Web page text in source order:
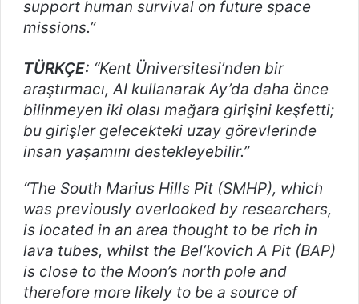
support human survival on future space
missions.”
TÜRKÇE: “Kent Üniversitesi’nden bir
araştırmacı, AI kullanarak Ay’da daha önce
bilinmeyen iki olası mağara girişini keşfetti;
bu girişler gelecekteki uzay görevlerinde
insan yaşamını destekleyebilir.”
“The South Marius Hills Pit (SMHP), which
was previously overlooked by researchers,
is located in an area thought to be rich in
lava tubes, whilst the Bel’kovich A Pit (BAP)
is close to the Moon’s north pole and
therefore more likely to be a source of